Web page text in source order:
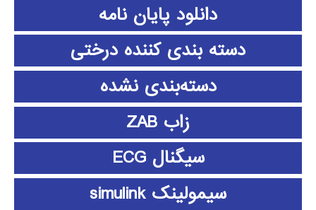
دانلود پايان نامه
دسته بندی کننده درختی
دسته‌بندی نشده
زاب ZAB
سیگنال ECG
سیمولینک simulink